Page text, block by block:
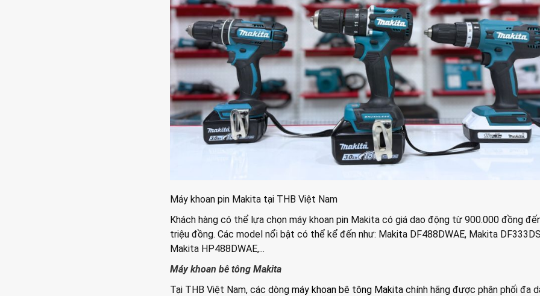
Máy khoan pin Makita tại THB Việt Nam
Khách hàng có thể lựa chọn máy khoan pin Makita có giá dao động từ 900.000 đồng
triệu đồng. Các model nổi bật có thể kể đến như: Makita DF488DWAE, Makita
Makita HP488DWAE,...
Máy khoan bê tông Makita
Tại THB Việt Nam, các dòng máy khoan bê tông Makita chính hãng được phân phối đa